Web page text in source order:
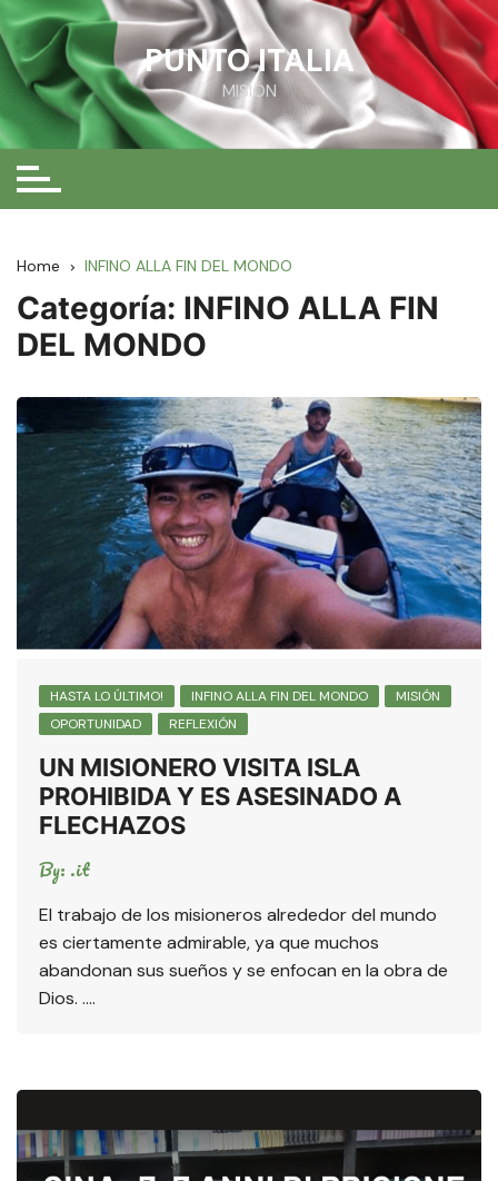
Skip
to
content
PUNTO ITALIA
MISIÓN
Home INFINO ALLA FIN DEL MONDO
Categoría: INFINO ALLA FIN
DEL MONDO
HASTA LO ÚLTIMO! INFINO ALLA FIN DEL MONDO
MISIÓN
OPORTUNIDAD
REFLEXIÓN
UN MISIONERO VISITA ISLA
PROHIBIDA Y ES ASESINADO A
FLECHAZOS
By: .it
El trabajo de los misioneros alrededor del mundo
es ciertamente admirable, ya que muchos
abandonan sus sueños y se enfocan en la obra de
Dios. ….